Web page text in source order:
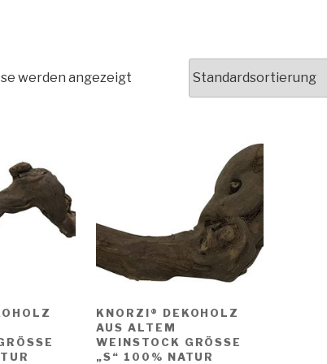
werden angezeigt
„
KNORZI® DEKOHOLZ
AUS ALTEM
WEINSTOCK GRÖSSE „
S“ 100% NATUR